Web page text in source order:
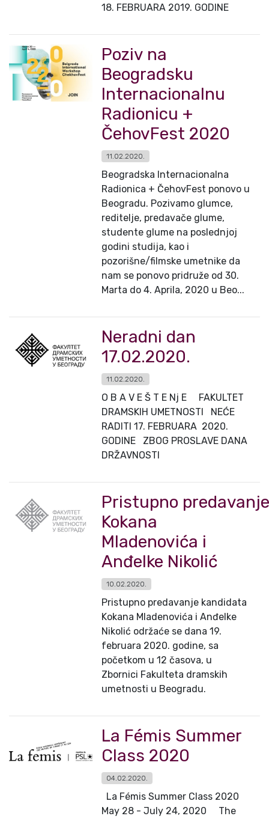
18. FEBRUARA 2019. GODINE
Poziv na
Beogradsku
Internacionalnu
Radionicu +
ČehovFest 2020
11.02.2020.
Beogradska Internacionalna
Radionica + ČehovFest ponovo u
Beogradu. Pozivamo glumce,
reditelje, predavače glume,
studente glume na poslednjoj
godini studija, kao i
pozorišne/filmske umetnike da
nam se ponovo pridruže od 30.
Marta do 4. Aprila, 2020 u Beo...
Neradni dan
17.02.2020.
11.02.2020.
O B A V E Š T E Nj E FAKULTET
DRAMSKIH UMETNOSTI NEĆE
RADITI 17. FEBRUARA 2020.
GODINE ZBOG PROSLAVE DANA
DRŽAVNOSTI
Pristupno
Kokana
Mladenovića i
Anđelke Nikolić
10.02.2020.
Pristupno predavanje kandidata
Kokana Mladenovića i Anđelke
Nikolić održaće se dana 19.
februara 2020. godine, sa
početkom u 12 časova, u
Zbornici Fakulteta dramskih
umetnosti u Beogradu.
La Fémis Summer
Class 2020
04.02.2020.
La Fémis Summer Class 2020
May 28 - July 24, 2020 The